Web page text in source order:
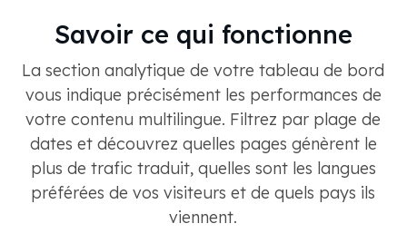
Savoir ce qui fonctionne
La section analytique de votre tableau de bord
vous indique précisément les performances de
votre contenu multilingue. Filtrez par plage de
dates et découvrez quelles pages génèrent le
plus de trafic traduit, quelles sont les langues
préférées de vos visiteurs et de quels pays ils
viennent.